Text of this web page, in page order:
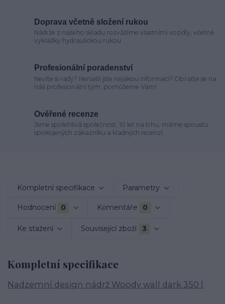
Doprava včetně složení rukou
Nádrže z našeho skladu rozvážíme vlastními vozidly, včetně
vykládky hydraulickou rukou
Profesionální poradenství
Nevíte si rady? Nenašli jste nějakou informaci? Obraťte se na
náš profesionální tým, pomůžeme Vám!
Ověřené recenze
Jsme spolehlivá společnost, 10 let na trhu, máme spoustu
spokojených zákazníku a kladných recenzí
Kompletní specifikace Parametry
Hodnocení 0 Komentáře 0
Ke stažení Související zboží 3
Kompletní specifikace
Nadzemní design nádrž Woody wall dark 350 l